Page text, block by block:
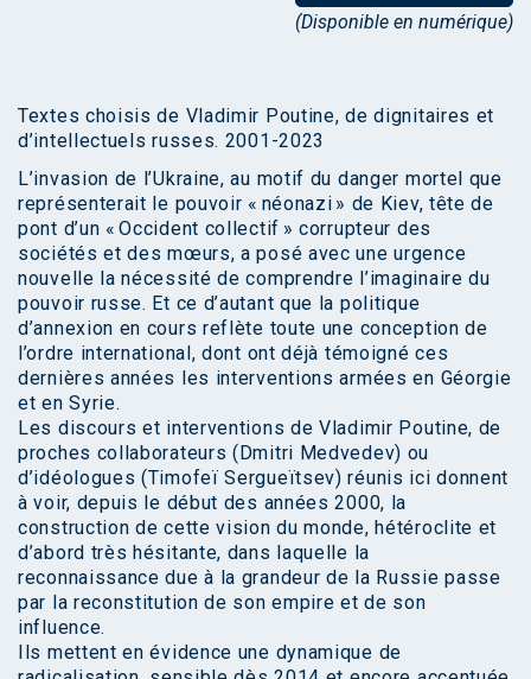
(Disponible en numérique)
Textes choisis de Vladimir Poutine, de dignitaires et
d’intellectuels russes. 2001-2023
L’invasion de l’Ukraine, au motif du danger mortel que
représenterait le pouvoir « néonazi » de Kiev, tête de
pont d’un « Occident collectif » corrupteur des
sociétés et des mœurs, a posé avec une urgence
nouvelle la nécessité de comprendre l’imaginaire du
pouvoir russe. Et ce d’autant que la politique
d’annexion en cours reflète toute une conception de
l’ordre international, dont ont déjà témoigné ces
dernières années les interventions armées en Géorgie
et en Syrie.
Les discours et interventions de Vladimir Poutine, de
proches collaborateurs (Dmitri Medvedev) ou
d’idéologues (Timofeï Sergueïtsev) réunis ici donnent
à voir, depuis le début des années 2000, la
construction de cette vision du monde, hétéroclite et
d’abord très hésitante, dans laquelle la
reconnaissance due à la grandeur de la Russie passe
par la reconstitution de son empire et de son
influence.
Ils mettent en évidence une dynamique de